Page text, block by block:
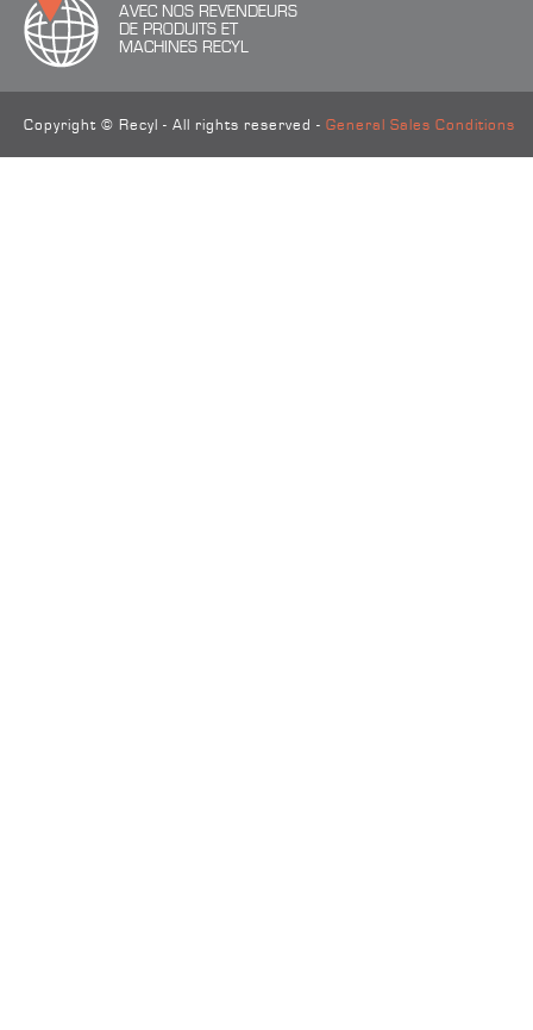
AVEC NOS REVENDEURS
DE PRODUITS ET
MACHINES RECYL
Copyright © Recyl - All rights reserved - General Sales Conditions